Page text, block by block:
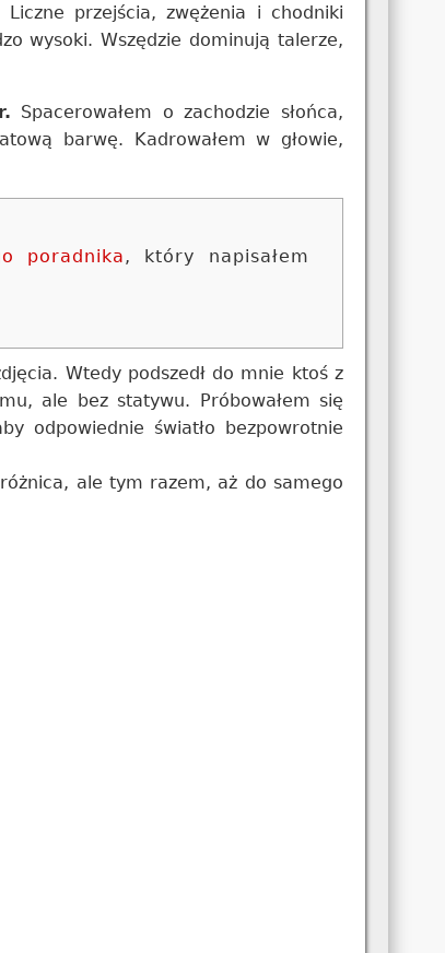
przejścia, zwężenia i chodniki
wysoki. Wszędzie dominują talerze,
Spacerowałem o zachodzie słońca,
barwę. Kadrowałem w głowie,
poradnika, który napisałem
Wtedy podszedł do mnie ktoś z
ale bez statywu. Próbowałem się
odpowiednie światło bezpowrotnie
ale tym razem, aż do samego